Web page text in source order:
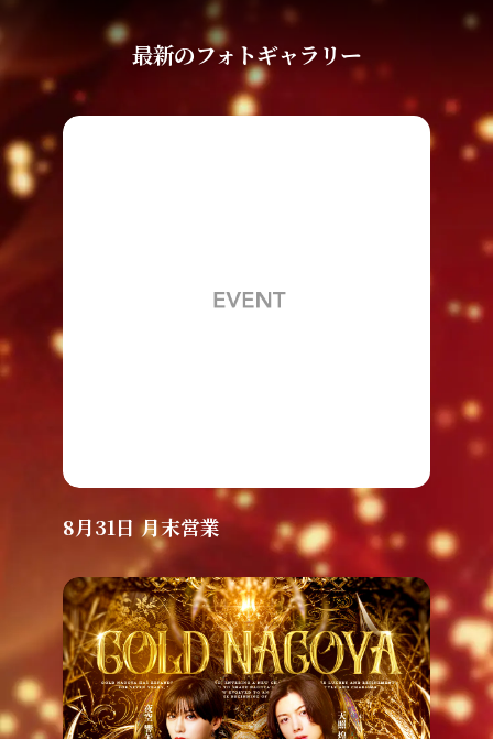
最新のフォトギャラリー
8月31日 月末営業